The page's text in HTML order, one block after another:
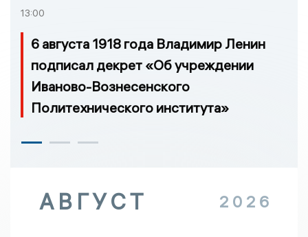
13:00
6 августа 1918 года Владимир Ленин
подписал декрет «Об учреждении
Иваново-Вознесенского
Политехнического института»
АВГУСТ 2026